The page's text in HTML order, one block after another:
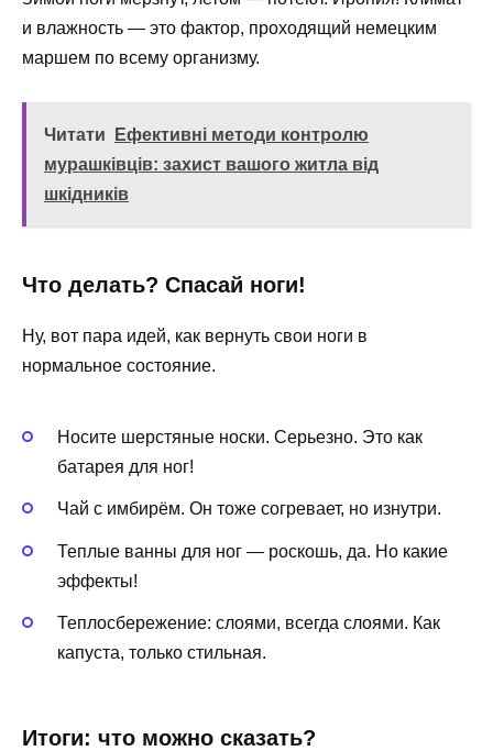
и влажность — это фактор, проходящий немецким
маршем по всему организму.
Читати
Ефективні методи контролю
мурашківців: захист вашого житла від
шкідників
Что делать? Спасай ноги!
Ну, вот пара идей, как вернуть свои ноги в
нормальное состояние.
Носите шерстяные носки. Серьезно. Это как
батарея для ног!
Чай с имбирём. Он тоже согревает, но изнутри.
Теплые ванны для ног — роскошь, да. Но какие
эффекты!
Теплосбережение: слоями, всегда слоями. Как
капуста, только стильная.
Итоги: что можно сказать?